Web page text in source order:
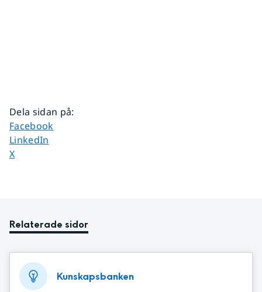
Dela sidan på:
Dela sidan på
Facebook
Dela sidan på
LinkedIn
Dela sidan på
X
Relaterade sidor
Kunskapsbanken